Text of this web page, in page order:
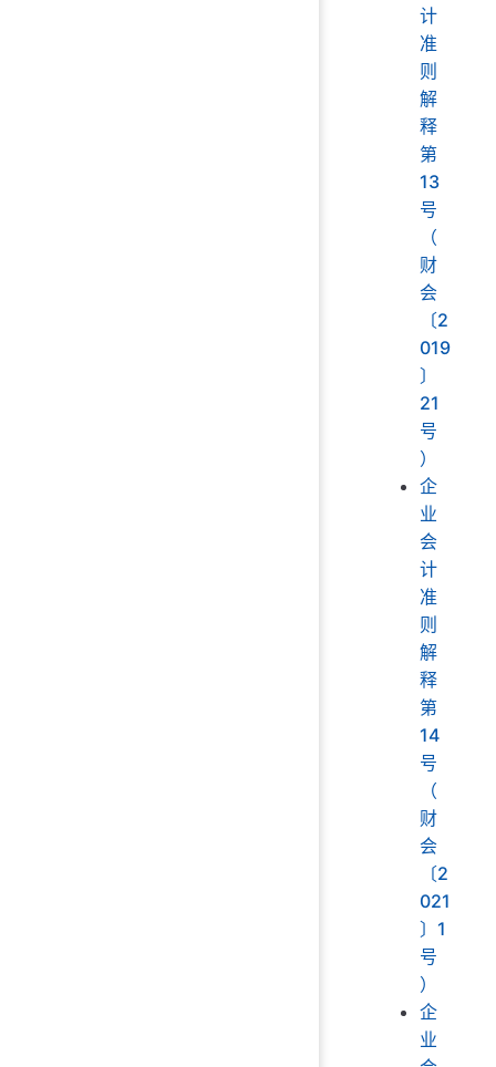
计
准
则
解
释
第
13
号
（
财
会
〔2
019
〕
21
号
）
企
业
会
计
准
则
解
释
第
14
号
（
财
会
〔2
021
〕1
号
）
企
业